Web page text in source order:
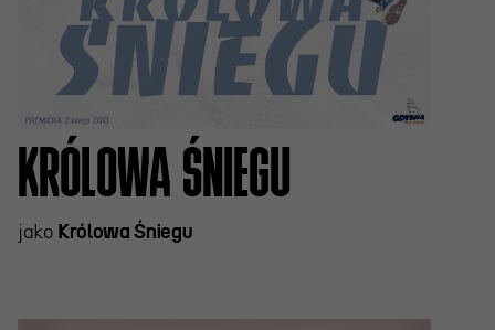
KRÓLOWA ŚNIEGU
jako Królowa Śniegu